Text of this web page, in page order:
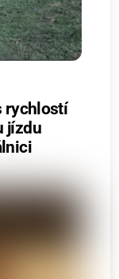
rychlostí
jízdu